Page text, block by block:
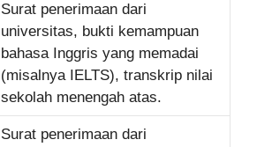
Surat penerimaan dari
universitas, bukti kemampuan
bahasa Inggris yang memadai
(misalnya IELTS), transkrip nilai
sekolah menengah atas.
Surat penerimaan dari